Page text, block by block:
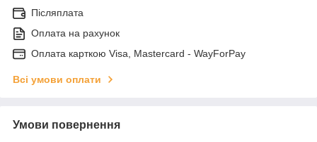
Післяплата
Оплата на рахунок
Оплата карткою Visa, Mastercard - WayForPay
Всі умови оплати
Умови повернення